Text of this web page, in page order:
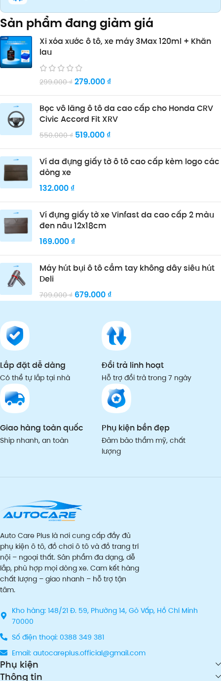
Sản phẩm đang giảm giá
Xi xóa xước ô tô, xe máy 3Max 120ml + Khăn
lau
299.000₫ 279.000 ₫
Bọc vô lăng ô tô da cao cấp cho Honda CRV
Civic Accord Fit XRV
550.000₫ 519.000 ₫
Ví da đựng giấy tờ ô tô cao cấp kèm logo các
dòng xe
132.000 ₫
Ví đựng giấy tờ xe Vinfast da cao cấp 2 màu
đen nâu 12x18cm
169.000 ₫
Máy hút bụi ô tô cầm tay không dây siêu hút
Deli
709.000₫ 679.000 ₫
Lắp đặt dễ dàng
Có thể tự lắp tại nhà
Đổi trả linh hoạt
Hỗ trợ đổi trả trong 7 ngày
Giao hàng toàn quốc
Ship nhanh, an toàn
Phụ kiện bền đẹp
Đảm bảo thẩm mỹ, chất
lượng
Auto Care Plus là nơi cung cấp đầy đủ
phụ kiện ô tô, đồ chơi ô tô và đồ trang trí
nội – ngoại thất. Sản phẩm đa dạng, dễ
lắp, phù hợp mọi dòng xe. Cam kết hàng
chất lượng – giao nhanh – hỗ trợ tận
tâm.
Kho hàng: 148/21 Đ. 59, Phường 14, Gò Vấp, Hồ Chí Minh
70000
Số điện thoại: 0388 349 381
Email: autocareplus.official@gmail.com
Phụ kiện
Thông tin